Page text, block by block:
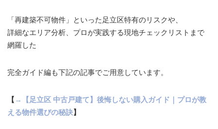
「再建築不可物件」といった足立区特有のリスクや、
詳細なエリア分析、プロが実践する現地チェックリストまで
網羅した
完全ガイド編も下記の記事でご用意しています。
【 →【足立区 中古戸建て】後悔しない購入ガイド｜プロが教
える物件選びの秘訣】